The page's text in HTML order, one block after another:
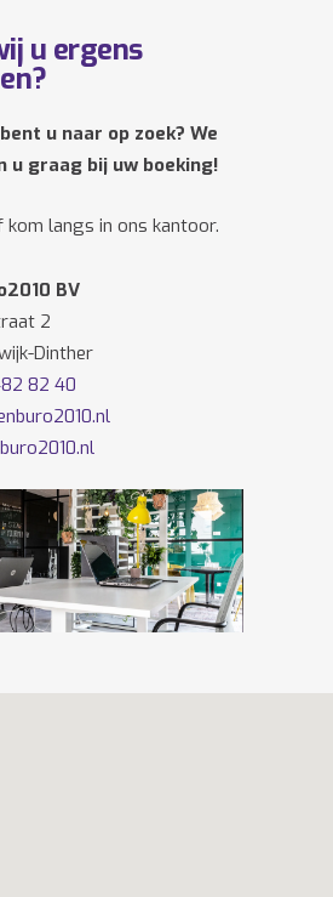
u ergens
u naar op zoek? We
u graag bij uw boeking!
kom langs in ons kantoor.
BV
2
Dinther
82 40
FacebookenTwitter